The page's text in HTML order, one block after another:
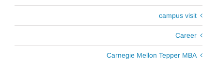
campus visit
Career
Carnegie Mellon Tepper MBA